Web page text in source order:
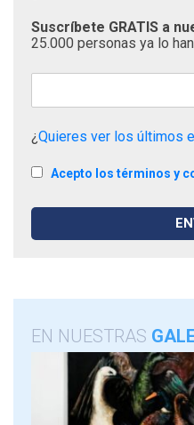
Suscríbete GRATIS a
25.000 personas ya lo
¿Quieres ver los últimos
Acepto los términos y
EN NUESTRAS